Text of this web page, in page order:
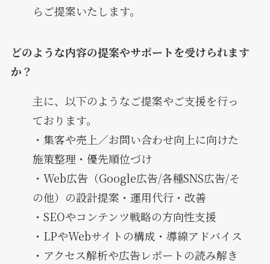
らご提案いたします。
どのような内容の提案やサポートを受けられます
か？
主に、以下のようなご提案やご支援を行っ
ております。
・集客や売上／お問い合わせ向上に向けた
施策整理・優先順位づけ
・Web広告（Google広告/各種SNS広告/そ
の他）の設計提案・運用代行・改善
・SEOやコンテンツ戦略の方向性支援
・LPやWebサイトの構成・導線アドバイス
・アクセス解析や広告レポートの読み解き